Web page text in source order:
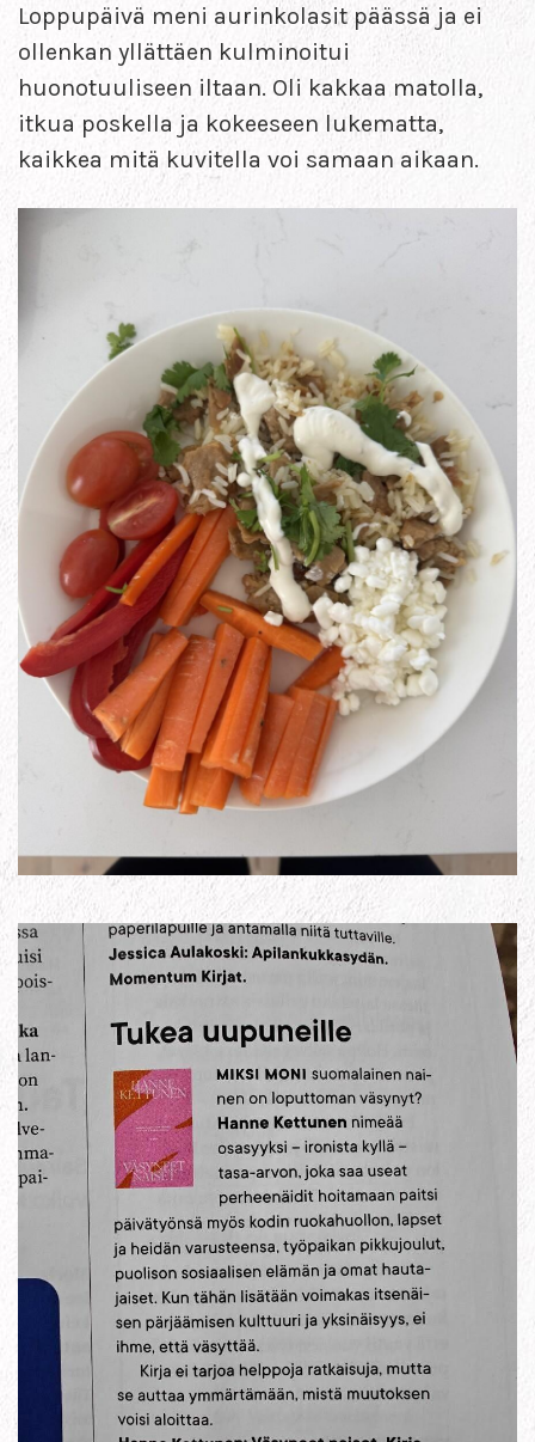
Loppupäivä meni aurinkolasit päässä ja ei
ollenkan yllättäen kulminoitui
huonotuuliseen iltaan. Oli kakkaa matolla,
itkua poskella ja kokeeseen lukematta,
kaikkea mitä kuvitella voi samaan aikaan.